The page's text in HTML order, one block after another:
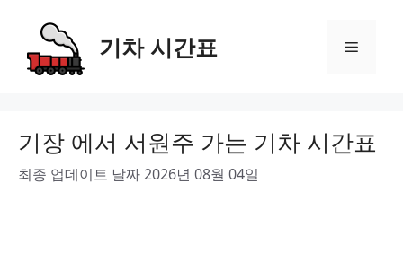
content
기차 시간표 Menu
기장 에서 서원주 가는 기차 시간표
최종 업데이트 날짜 2026년 08월 04일